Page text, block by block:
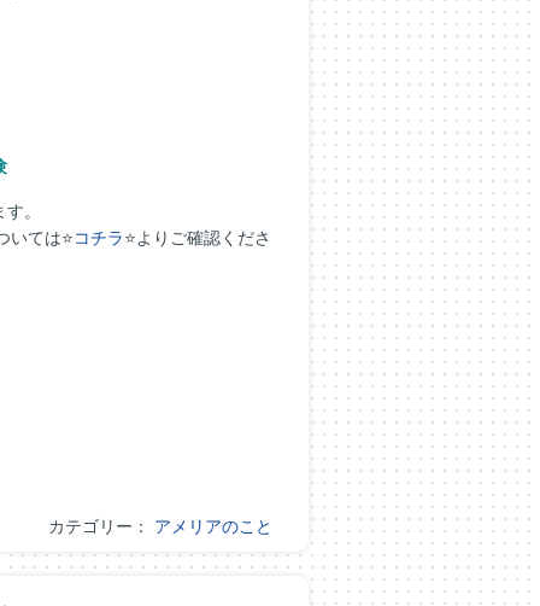
。
いては⭐コチラ⭐よりご確認くださ
カテゴリー： アメリアのこと